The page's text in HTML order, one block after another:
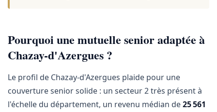
Pourquoi une mutuelle senior adaptée à
Chazay-d'Azergues ?
Le profil de Chazay-d'Azergues plaide pour une
couverture senior solide : un secteur 2 très présent à
l'échelle du département, un revenu médian de25 561